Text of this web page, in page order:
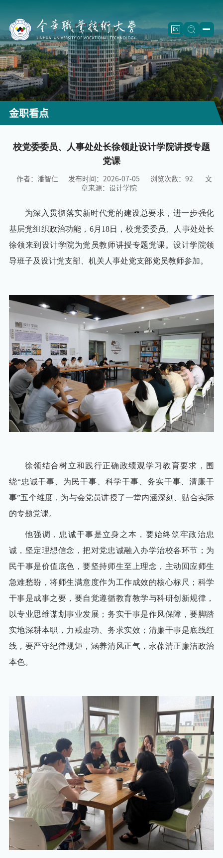
EN
学校概况
学校简介
学校章程
现任领导
二级学院
航空工程学院
建筑工程学院
师范学院
商学院
设计学院
武义学院
马克思主义学院
公共基础学院（军事与体育工作部）
招生信息
继续教育（成人教育）
人才培养
专业设置
教学改革
实训基地
师资队伍
团队建设
人才政策
人才引进
科技服务
科研成果
学术期刊
国际交流
校园文化
学校标识
金职光影
影像金职
校园地图
下载专栏
校园服务
办公电话
图书馆
心理咨询
后勤服务
VPN服务
校内服务
招标信息
金职看点
校党委委员、人事处处长徐领赴设计学院讲授专题
党课
作者：潘智仁 发布时间：2026-07-05 浏览次数：92
文
章来源：设计学院
为深入贯彻落实新时代党的建设总要求，进一步强化
基层党组织政治功能，6月18日，校党委委员、人事处处长
徐领来到设计学院为党员教师讲授专题党课。设计学院领
导班子及设计党支部、机关人事处党支部党员教师参加。
徐领结合树立和践行正确政绩观学习教育要求，围
绕“忠诚干事、为民干事、科学干事、务实干事、清廉干
事”五个维度，为与会党员讲授了一堂内涵深刻、贴合实际
的专题党课。
他强调，忠诚干事是立身之本，要始终筑牢政治忠
诚，坚定理想信念，把对党忠诚融入办学治校各环节；为
民干事是价值底色，要坚持师生至上理念，主动回应师生
急难愁盼，将师生满意度作为工作成效的核心标尺；科学
干事是成事之要，要自觉遵循教育教学与科研创新规律，
以专业思维谋划事业发展；务实干事是作风保障，要脚踏
实地深耕本职，力戒虚功、务求实效；清廉干事是底线红
线，要严守纪律规矩，涵养清风正气，永葆清正廉洁政治
本色。